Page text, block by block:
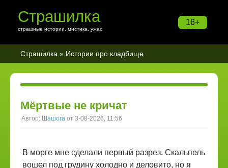
16+
Страшилка
страшные истории, мистика, ужас
Страшилка » Истории про кладбище
Мёртвые не кричат
Автор: Шашога от 3-08-2026, 11:56
В морге мне сделали первый разрез. Скальпель
вошел под грудину холодно и деловито, но я